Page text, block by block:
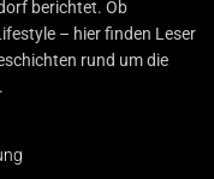
berichtet. Ob
– hier finden Leser
rund um die